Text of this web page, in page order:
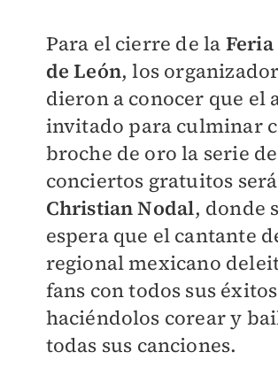
Para el cierre de la
de León, los
dieron a conocer que el
invitado para culminar
broche de oro la serie de
conciertos gratuitos será
Christian Nodal, donde
espera que el cantante
regional mexicano
fans con todos sus éxitos
haciéndolos corear y
todas sus canciones.